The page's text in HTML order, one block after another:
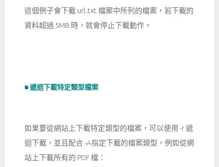
這個例子會下載 url.txt 檔案中所列的檔案，若下載的
資料超過 5MB 時，就會停止下載動作。
■ 遞迴下載特定類型檔案
如果要從網站上下載特定類型的檔案，可以使用 -r 遞
迴下載，並且配合 -A指定下載的檔案類型，例如從網
站上下載所有的 PDF 檔：